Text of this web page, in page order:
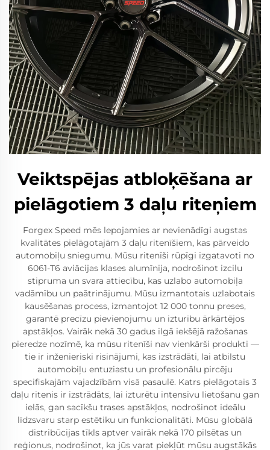
Veiktspējas atbloķēšana ar
pielāgotiem 3 daļu riteņiem
Forgex Speed mēs lepojamies ar nevienādīgi augstas
kvalitātes pielāgotajām 3 daļu ritenīšiem, kas pārveido
automobiļu sniegumu. Mūsu ritenīši rūpīgi izgatavoti no
6061-T6 aviācijas klases alumīnija, nodrošinot izcilu
stipruma un svara attiecību, kas uzlabo automobiļa
vadāmību un paātrinājumu. Mūsu izmantotais uzlabotais
kausēšanas process, izmantojot 12 000 tonnu preses,
garantē precīzu pievienojumu un izturību ārkārtējos
apstākļos. Vairāk nekā 30 gadus ilgā iekšējā ražošanas
pieredze nozīmē, ka mūsu ritenīši nav vienkārši produkti —
tie ir inženieriski risinājumi, kas izstrādāti, lai atbilstu
automobiļu entuziastu un profesionālu pircēju
specifiskajām vajadzībām visā pasaulē. Katrs pielāgotais 3
daļu ritenis ir izstrādāts, lai izturētu intensīvu lietošanu gan
ielās, gan sacīkšu trases apstākļos, nodrošinot ideālu
līdzsvaru starp estētiku un funkcionalitāti. Mūsu globālā
distribūcijas tīkls aptver vairāk nekā 170 pilsētas un
reģionus, nodrošinot, ka jūs varat piekļūt mūsu augstākās